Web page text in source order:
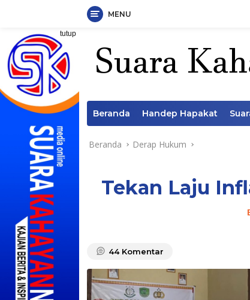
Langsung
konten
MENU
tutup
Beranda Handep Hapakat
Beranda Derap Hukum
Tekan Laju
44 Komentar